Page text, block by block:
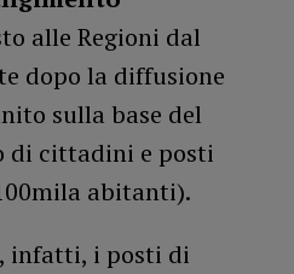
alle Regioni dal
dopo la diffusione
sulla base del
di cittadini e posti
abitanti).
infatti, i posti di